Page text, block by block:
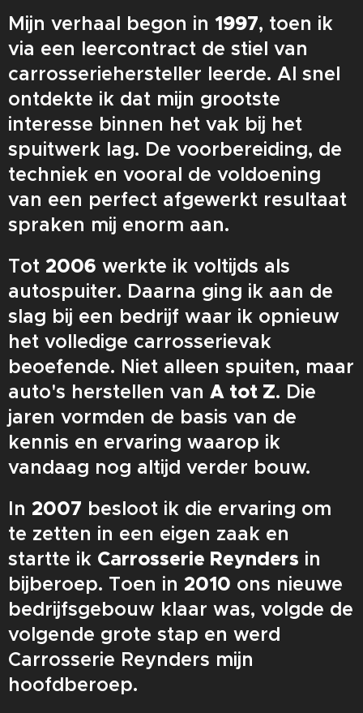
Mijn verhaal begon in 1997, toen ik
via een leercontract de stiel van
carrosseriehersteller leerde. Al snel
ontdekte ik dat mijn grootste
interesse binnen het vak bij het
spuitwerk lag. De voorbereiding, de
techniek en vooral de voldoening
van een perfect afgewerkt resultaat
spraken mij enorm aan.
Tot 2006 werkte ik voltijds als
autospuiter. Daarna ging ik aan de
slag bij een bedrijf waar ik opnieuw
het volledige carrosserievak
beoefende. Niet alleen spuiten, maar
auto's herstellen van A tot Z. Die
jaren vormden de basis van de
kennis en ervaring waarop ik
vandaag nog altijd verder bouw.
In 2007 besloot ik die ervaring om
te zetten in een eigen zaak en
startte ik Carrosserie Reynders in
bijberoep. Toen in 2010 ons nieuwe
bedrijfsgebouw klaar was, volgde de
volgende grote stap en werd
Carrosserie Reynders mijn
hoofdberoep.